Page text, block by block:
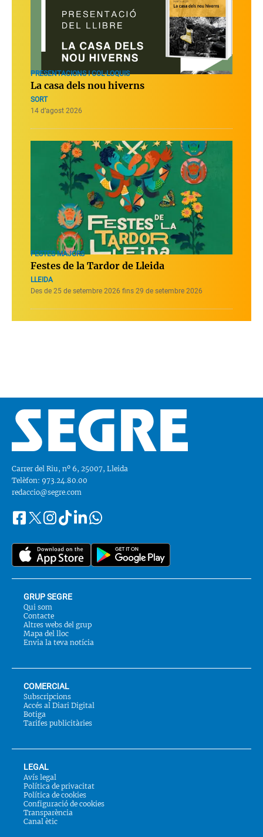
PRESENTACIONS I COL·LOQUIS
La casa dels nou hiverns
SORT
14 d’agost 2026
FESTES MAJORS
Festes de la Tardor de Lleida
LLEIDA
Des de 25 de setembre 2026 fins 29 de setembre 2026
Carrer del Riu, nº 6, 25007, Lleida
Telèfon: 973.24.80.00
redaccio@segre.com
Segueix-
a::
FacebookInstagram
TiktokLinkedinWhatsapp
GRUP SEGRE
Qui som
Contacte
Altres webs del grup
Mapa del lloc
Envia la teva notícia
COMERCIAL
Subscripcions
Accés al Diari Digital
Botiga
Tarifes publicitàries
LEGAL
Avís legal
Política de privacitat
Política de cookies
Configuració de cookies
Transparència
Canal ètic